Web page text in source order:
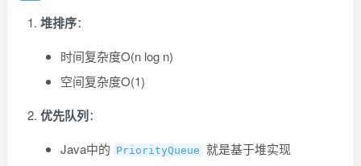
堆排序：
时间复杂度O(n log n)
空间复杂度O(1)
优先队列：
Java中的 PriorityQueue 就是基于堆实现